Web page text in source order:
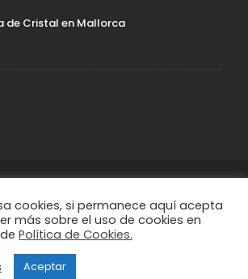
de Cristal en Mallorca
Privacidad Política de Cookies
cookies, si permanece aquí acepta
más sobre el uso de cookies en
Política de Cookies.
Aceptar